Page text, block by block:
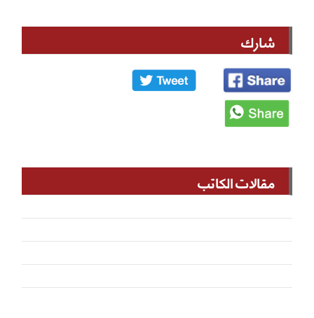
شارك
مقالات الكاتب